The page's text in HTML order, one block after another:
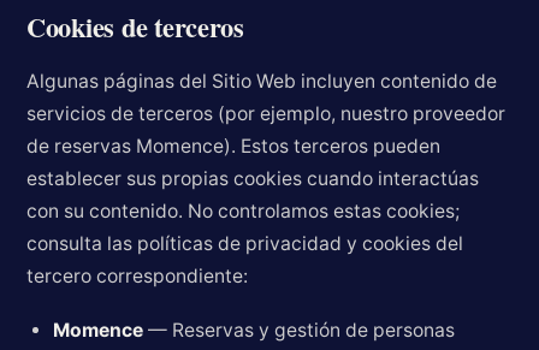
Cookies de terceros
Algunas páginas del Sitio Web incluyen contenido de
servicios de terceros (por ejemplo, nuestro proveedor
de reservas Momence). Estos terceros pueden
establecer sus propias cookies cuando interactúas
con su contenido. No controlamos estas cookies;
consulta las políticas de privacidad y cookies del
tercero correspondiente:
Momence — Reservas y gestión de personas